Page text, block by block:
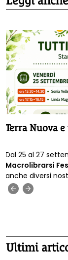
Terra Nuova
Dal 25 al 27
Macrolibrarsi
anche diversi
Ultimi